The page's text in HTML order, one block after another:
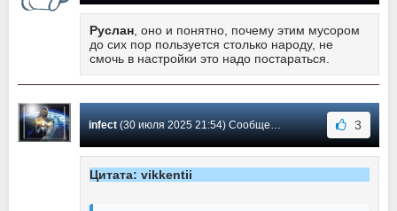
Руслан, оно и понятно, почему этим мусором
до сих пор пользуется столько народу, не
смочь в настройки это надо постараться.
infect(30 июля 2025 21:54) Сообщение #6202 3
Цитата: vikkentii